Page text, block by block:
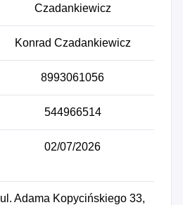
Czadankiewicz
Konrad Czadankiewicz
8993061056
544966514
02/07/2026
ul. Adama Kopycińskiego 33,